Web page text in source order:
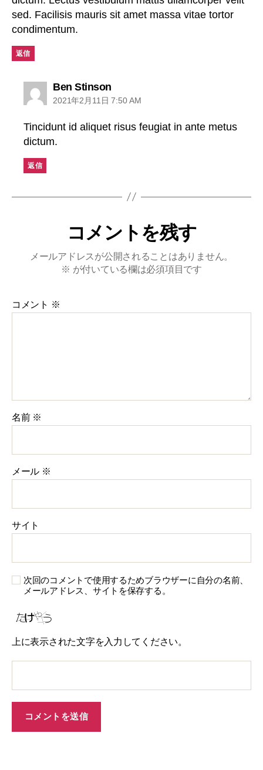
sed. Facilisis mauris sit amet massa vitae tortor
condimentum.
返信
Ben Stinson
2021年2月11日 7:50 AM
Tincidunt id aliquet risus feugiat in ante metus
dictum.
返信
コメントを残す
メールアドレスが公開されることはありません。
※ が付いている欄は必須項目です
コメント ※
名前 ※
メール ※
サイト
次回のコメントで使用するためブラウザーに自分の名前、
メールアドレス、サイトを保存する。
上に表示された文字を入力してください。